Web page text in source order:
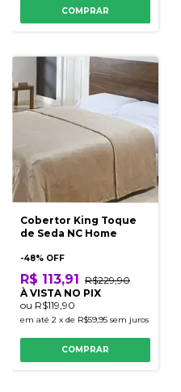
COMPRAR
Cobertor King Toque
de Seda NC Home
-48% OFF
R$ 113,91
R$229,90
À VISTA NO PIX
ou R$119,90
em até 2 x de R$59,95 sem juros
COMPRAR